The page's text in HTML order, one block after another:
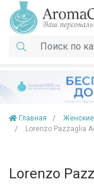
Главная
Lorenzo Pazzaglia
Lorenzo